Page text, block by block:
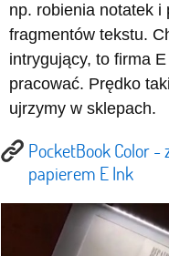
np. robienia notatek i
fragmentów tekstu.
intrygujący, to firma
pracować. Prędko
ujrzymy w sklepach.
PocketBook Color -
papierem E Ink